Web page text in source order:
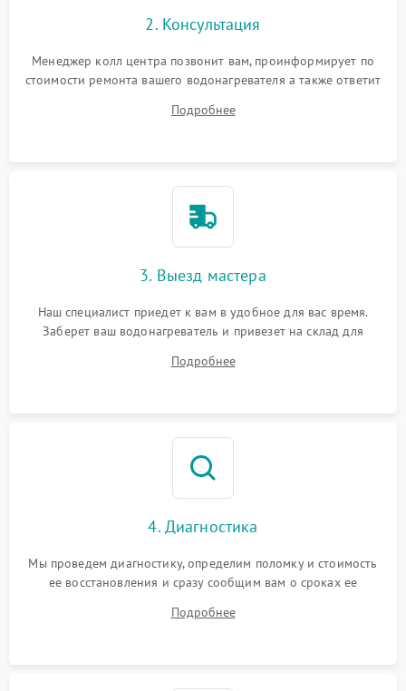
2. Консультация
Менеджер колл центра позвонит вам, проинформирует по
стоимости ремонта вашего водонагревателя а также ответит
Подробнее
3. Выезд мастера
Наш специалист приедет к вам в удобное для вас время.
Заберет ваш водонагреватель и привезет на склад для
Подробнее
4. Диагностика
Мы проведем диагностику, определим поломку и стоимость
ее восстановления и сразу сообщим вам о сроках ее
Подробнее